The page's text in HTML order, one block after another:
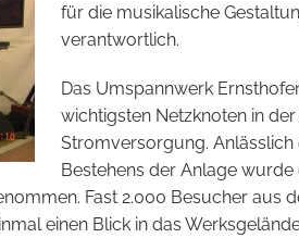
für die musikalische
verantwortlich.
Das Umspannwerk
wichtigsten Netzknoten in
Stromversorgung. Anlässlich
Bestehens der Anlage
Fast 2.000 Besucher aus
einen Blick in das